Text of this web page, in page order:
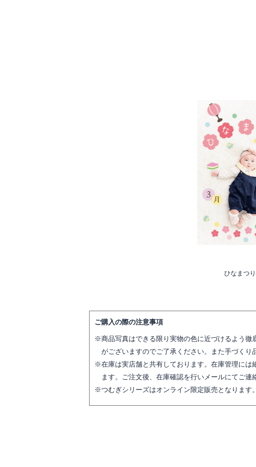
ひなまつ
ご購入の際の注意事項
商品写真はできる限り実物の色に近づけるよう
がございますのでご了承ください。また手づくり
在庫は実店舗と共有しております。在庫管理に
ます。ご注文後、在庫確認を行いメールにてご連
つむぎシリーズはオンライン限定販売となります。